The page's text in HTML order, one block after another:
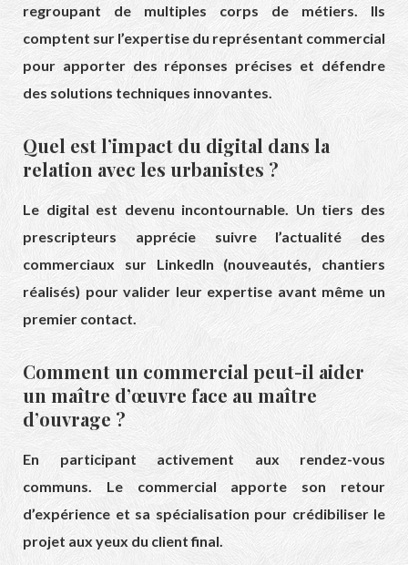
regroupant de multiples corps de métiers. Ils
comptent sur l’expertise du représentant commercial
pour apporter des réponses précises et défendre
des solutions techniques innovantes.
Quel est l’impact du digital dans la
relation avec les urbanistes ?
Le digital est devenu incontournable. Un tiers des
prescripteurs apprécie suivre l’actualité des
commerciaux sur LinkedIn (nouveautés, chantiers
réalisés) pour valider leur expertise avant même un
premier contact.
Comment un commercial peut-il aider
un maître d’œuvre face au maître
d’ouvrage ?
En participant activement aux rendez-vous
communs. Le commercial apporte son retour
d’expérience et sa spécialisation pour crédibiliser le
projet aux yeux du client final.